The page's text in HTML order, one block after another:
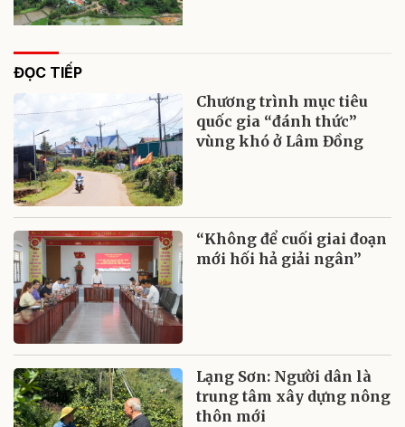
ĐỌC TIẾP
Chương trình mục tiêu
quốc gia “đánh thức”
vùng khó ở Lâm Đồng
“Không để cuối giai đoạn
mới hối hả giải ngân”
Lạng Sơn: Người dân là
trung tâm xây dựng nông
thôn mới